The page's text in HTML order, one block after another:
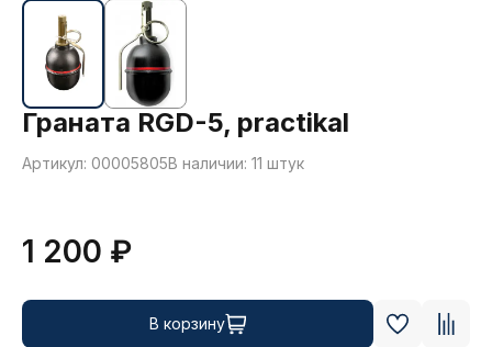
Граната RGD-5, practikal
Артикул: 00005805В наличии: 11 штук
1 200 ₽
В корзину